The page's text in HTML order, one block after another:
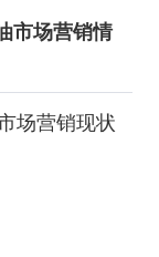
市场营销情
场营销现状